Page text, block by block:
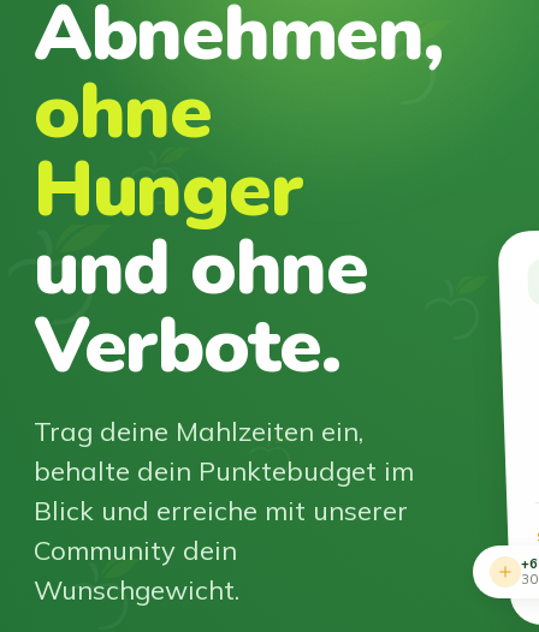
Abnehmen,
ohne
Hunger
und ohne
Verbote.
Trag deine Mahlzeiten ein,
behalte dein Punktebudget im
Blick und erreiche mit unserer
Community dein
Wunschgewicht.